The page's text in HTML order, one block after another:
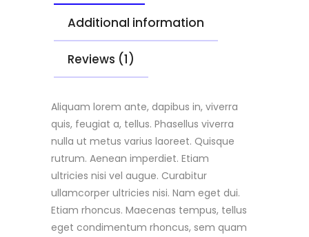
Additional information
Reviews (1)
Aliquam lorem ante, dapibus in, viverra
quis, feugiat a, tellus. Phasellus viverra
nulla ut metus varius laoreet. Quisque
rutrum. Aenean imperdiet. Etiam
ultricies nisi vel augue. Curabitur
ullamcorper ultricies nisi. Nam eget dui.
Etiam rhoncus. Maecenas tempus, tellus
eget condimentum rhoncus, sem quam